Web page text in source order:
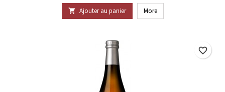
 Ajouter au panier More
favorite_border